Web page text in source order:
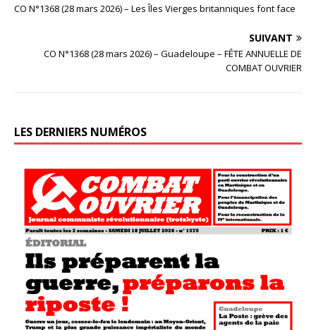
CO N°1368 (28 mars 2026) – Les Îles Vierges britanniques font face
SUIVANT
CO N°1368 (28 mars 2026) – Guadeloupe – FÊTE ANNUELLE DE
COMBAT OUVRIER
LES DERNIERS NUMÉROS